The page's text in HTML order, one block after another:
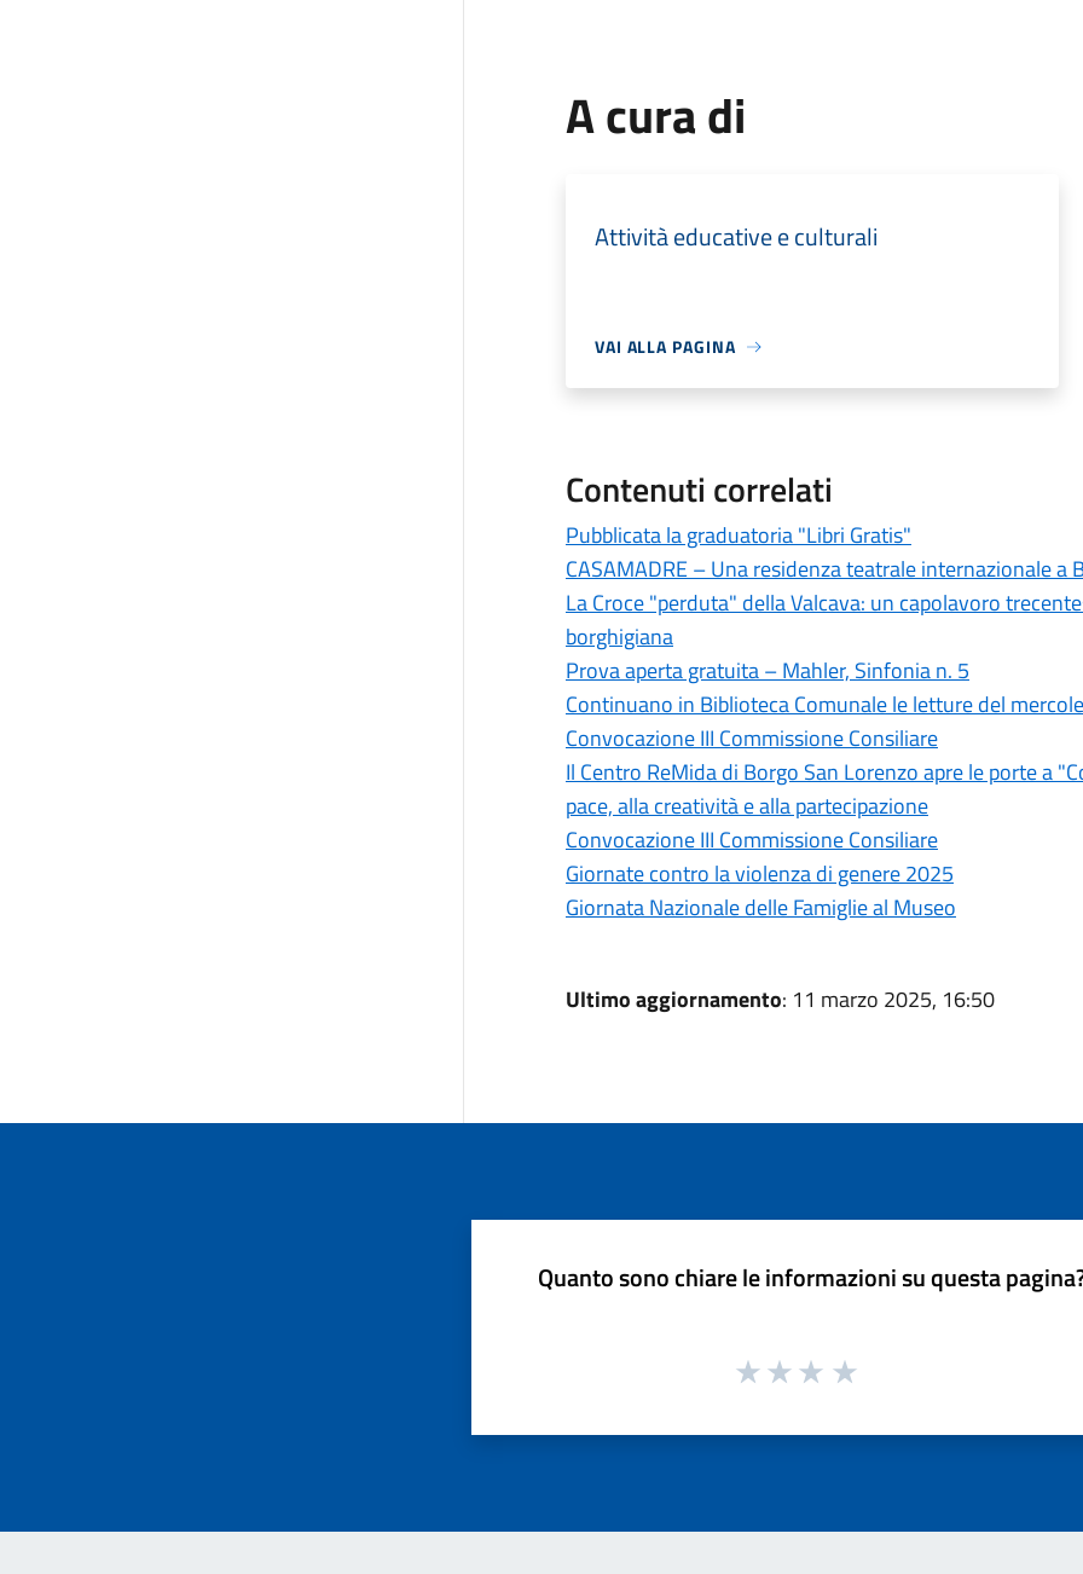
A cura di
Attività educative e culturali
VAI ALLA PAGINA
Contenuti correlati
Pubblicata la graduatoria "Libri Gratis"
CASAMADRE – Una residenza teatrale internazionale a
La Croce "perduta" della Valcava: un capolavoro
borghigiana
Prova aperta gratuita – Mahler, Sinfonia n. 5
Continuano in Biblioteca Comunale le letture del
Convocazione III Commissione Consiliare
Il Centro ReMida di Borgo San Lorenzo apre le porte a
pace, alla creatività e alla partecipazione
Convocazione III Commissione Consiliare
Giornate contro la violenza di genere 2025
Giornata Nazionale delle Famiglie al Museo
Ultimo aggiornamento: 11 marzo 2025, 16:50
Quanto sono chiare le informazioni su questa